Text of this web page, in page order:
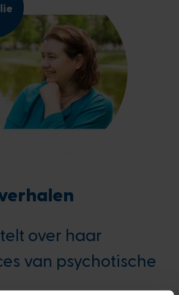
over haar
van psychotische